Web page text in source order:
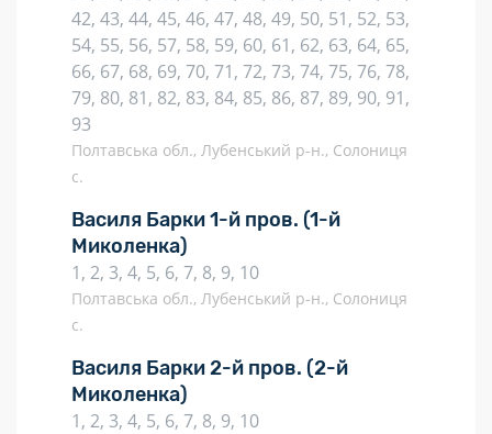
42, 43, 44, 45, 46, 47, 48, 49, 50, 51, 52, 53,
54, 55, 56, 57, 58, 59, 60, 61, 62, 63, 64, 65,
66, 67, 68, 69, 70, 71, 72, 73, 74, 75, 76, 78,
79, 80, 81, 82, 83, 84, 85, 86, 87, 89, 90, 91,
93
Полтавська обл., Лубенський р-н., Солониця
с.
Василя Барки 1-й пров. (1-й
Миколенка)
1, 2, 3, 4, 5, 6, 7, 8, 9, 10
Полтавська обл., Лубенський р-н., Солониця
с.
Василя Барки 2-й пров. (2-й
Миколенка)
1, 2, 3, 4, 5, 6, 7, 8, 9, 10